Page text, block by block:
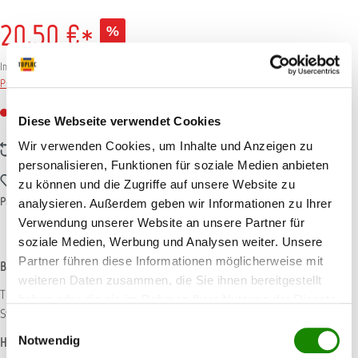
Diese Webseite verwendet Cookies
Wir verwenden Cookies, um Inhalte und Anzeigen zu
personalisieren, Funktionen für soziale Medien anbieten
zu können und die Zugriffe auf unsere Website zu
analysieren. Außerdem geben wir Informationen zu Ihrer
Verwendung unserer Website an unsere Partner für
soziale Medien, Werbung und Analysen weiter. Unsere
Partner führen diese Informationen möglicherweise mit
weiteren Daten zusammen, die Sie ihnen bereitgestellt
Notwendig
20,50 €* %
Inhalt:2 Stück
Preise inkl. MwSt. zzgl. Versandkosten
Zum Vergleich hinzufügen
Zum Merkzettel hinzufügen
Produktnummer:971-0016
Beschreibung
TOLEX STICKON PADS 111 x 62 mm Anwendbar in Kombination mit StickOn Tolex
Streifen 114 x 70 mm Inhalt: 2 Stk.
Hersteller-Informationen